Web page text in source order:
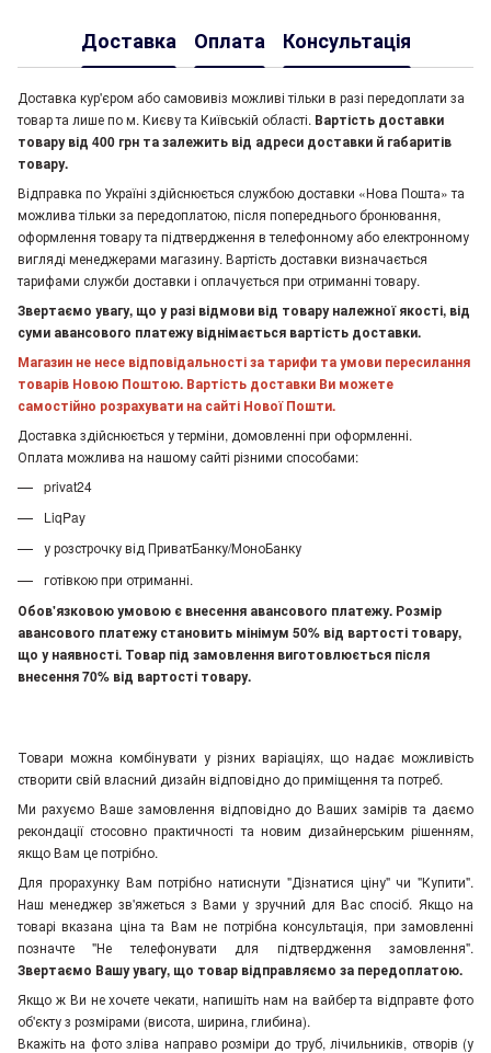
Доставка Оплата Консультація
Доставка кур'єром або самовивіз можливі тільки в разі передоплати за
товар та лише по м. Києву та Київській області. Вартість доставки
товару від 400 грн та залежить від адреси доставки й габаритів
товару.
Відправка по Україні здійснюється службою доставки «Нова Пошта» та
можлива тільки за передоплатою, після попереднього бронювання,
оформлення товару та підтвердження в телефонному або електронному
вигляді менеджерами магазину. Вартість доставки визначається
тарифами служби доставки і оплачується при отриманні товару.
Звертаємо увагу, що у разі відмови від товару належної якості, від
суми авансового платежу віднімається вартість доставки.
Магазин не несе відповідальності за тарифи та умови пересилання
товарів Новою Поштою. Вартість доставки Ви можете
самостійно розрахувати на сайті Нової Пошти.
Доставка здійснюється у терміни, домовленні при оформленні.
Оплата можлива на нашому сайті різними способами:
privat24
LiqPay
у розстрочку від ПриватБанку/МоноБанку
готівкою при отриманні.
Обов'язковою умовою є внесення авансового платежу. Розмір
авансового платежу становить мінімум 50% від вартості товару,
що у наявності. Товар під замовлення виготовлюється після
внесення 70% від вартості товару.
Товари можна комбінувати у різних варіаціях, що надає можливість
створити свій власний дизайн відповідно до приміщення та потреб.
Ми рахуємо Ваше замовлення відповідно до Ваших замірів та даємо
рекондації стосовно практичності та новим дизайнерським рішенням,
якщо Вам це потрібно.
Для прорахунку Вам потрібно натиснути "Дізнатися ціну" чи "Купити".
Наш менеджер зв'яжеться з Вами у зручний для Вас спосіб. Якщо на
товарі вказана ціна та Вам не потрібна консультація, при замовленні
позначте "Не телефонувати для підтвердження замовлення".
Звертаємо Вашу увагу, що товар відправляємо за передоплатою.
Якщо ж Ви не хочете чекати, напишіть нам на вайбер та відправте фото
об'єкту з розмірами (висота, ширина, глибина).
Вкажіть на фото зліва направо розміри до труб, лічильників, отворів (у